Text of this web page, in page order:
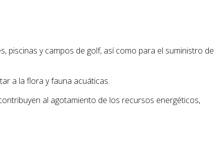
piscinas y campos de golf, así como para el suministro de
a la flora y fauna acuáticas.
al agotamiento de los recursos energéticos,